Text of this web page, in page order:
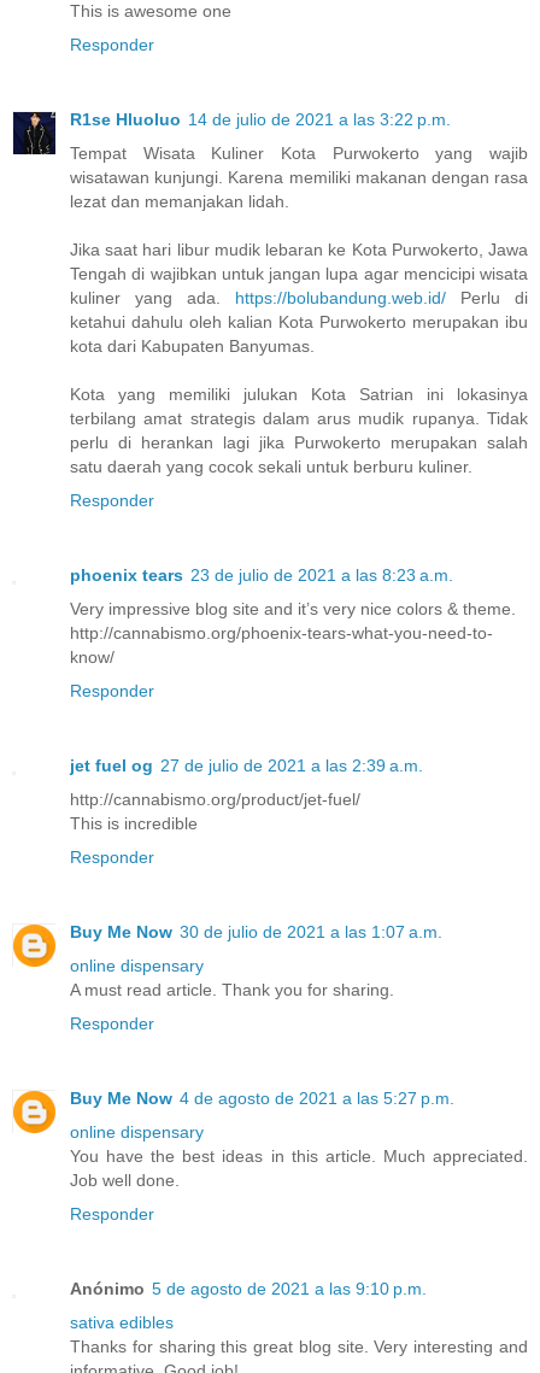
This is awesome one
Responder
R1se Hluoluo 14 de julio de 2021 a las 3:22 p.m.
Tempat Wisata Kuliner Kota Purwokerto yang wajib
wisatawan kunjungi. Karena memiliki makanan dengan rasa
lezat dan memanjakan lidah.
Jika saat hari libur mudik lebaran ke Kota Purwokerto, Jawa
Tengah di wajibkan untuk jangan lupa agar mencicipi wisata
kuliner yang ada. https://bolubandung.web.id/ Perlu di
ketahui dahulu oleh kalian Kota Purwokerto merupakan ibu
kota dari Kabupaten Banyumas.
Kota yang memiliki julukan Kota Satrian ini lokasinya
terbilang amat strategis dalam arus mudik rupanya. Tidak
perlu di herankan lagi jika Purwokerto merupakan salah
satu daerah yang cocok sekali untuk berburu kuliner.
Responder
phoenix tears 23 de julio de 2021 a las 8:23 a.m.
Very impressive blog site and it’s very nice colors & theme.
http://cannabismo.org/phoenix-tears-what-you-need-to-
know/
Responder
jet fuel og 27 de julio de 2021 a las 2:39 a.m.
http://cannabismo.org/product/jet-fuel/
This is incredible
Responder
Buy Me Now 30 de julio de 2021 a las 1:07 a.m.
online dispensary
A must read article. Thank you for sharing.
Responder
Buy Me Now 4 de agosto de 2021 a las 5:27 p.m.
online dispensary
You have the best ideas in this article. Much appreciated.
Job well done.
Responder
Anónimo 5 de agosto de 2021 a las 9:10 p.m.
sativa edibles
Thanks for sharing this great blog site. Very interesting and